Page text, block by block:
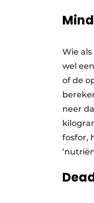
Wie
wel
of de
neer
fosfor,